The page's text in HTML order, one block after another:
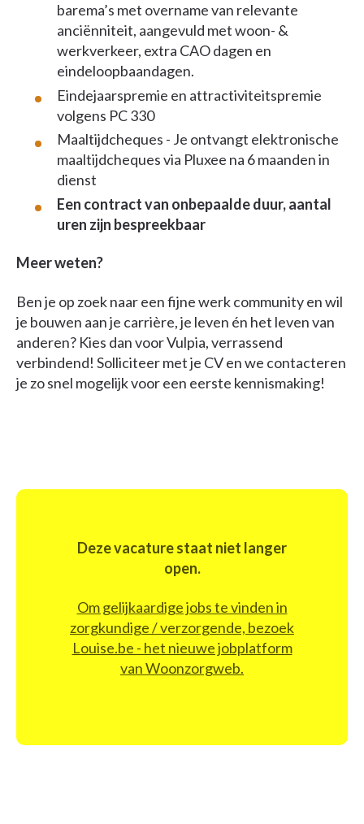
barema’s met overname van relevante
anciënniteit, aangevuld met woon- &
werkverkeer, extra CAO dagen en
eindeloopbaandagen.
Eindejaarspremie en attractiviteitspremie
volgens PC 330
Maaltijdcheques - Je ontvangt elektronische
maaltijdcheques via Pluxee na 6 maanden in
dienst
Een contract van onbepaalde duur, aantal
uren zijn bespreekbaar
Meer weten?
Ben je op zoek naar een fijne werk community en wil
je bouwen aan je carrière, je leven én het leven van
anderen? Kies dan voor Vulpia, verrassend
verbindend! Solliciteer met je CV en we contacteren
je zo snel mogelijk voor een eerste kennismaking!
Deze vacature staat niet langer
open.
Om gelijkaardige jobs te vinden in
zorgkundige / verzorgende, bezoek
Louise.be - het nieuwe jobplatform
van Woonzorgweb.